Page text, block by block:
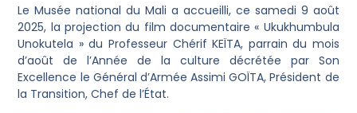
Le Musée national du Mali a accueilli, ce samedi 9 août
2025, la projection du film documentaire « Ukukhumbula
Unokutela » du Professeur Chérif KEÏTA, parrain du mois
d’août de l’Année de la culture décrétée par Son
Excellence le Général d’Armée Assimi GOÏTA, Président de
la Transition, Chef de l’État.